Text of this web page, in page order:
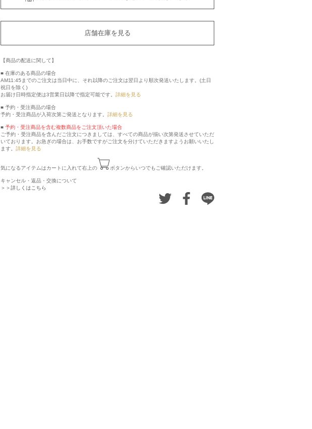
店舗在庫を見る
【商品の配送に関して】
■ 在庫のある商品の場合
AM11:45までのご注文は当日中に、それ以降のご注文は翌日より順次発送いたします。(土日
祝日を除く)
お届け日時指定便は3営業日以降で指定可能です。 詳細を見る
■ 予約・受注商品の場合
予約・受注商品が入荷次第ご発送となります。 詳細を見る
■ 予約・受注商品を含む複数商品をご注文頂いた場合
ご予約・受注商品を含んだご注文につきましては、すべての商品が揃い次第発送させていただ
いております。お急ぎの場合は、お手数ですがご注文を分けていただきますようお願いいたし
ます。 詳細を見る
気になるアイテムはカートに入れて右上の ボタンからいつでもご確認いただけます。
キャンセル・返品・交換について
＞＞詳しくはこちら